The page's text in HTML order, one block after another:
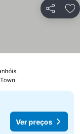
Partilhar
Ver preços
Ver preços